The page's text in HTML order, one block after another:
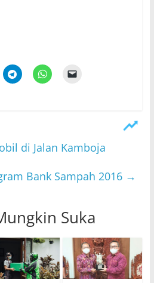
di Jalan Kamboja
Bank Sampah 2016 →
Suka